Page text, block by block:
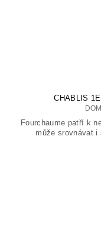
CHABLIS
Fourchaume patří k
může srovnávat i